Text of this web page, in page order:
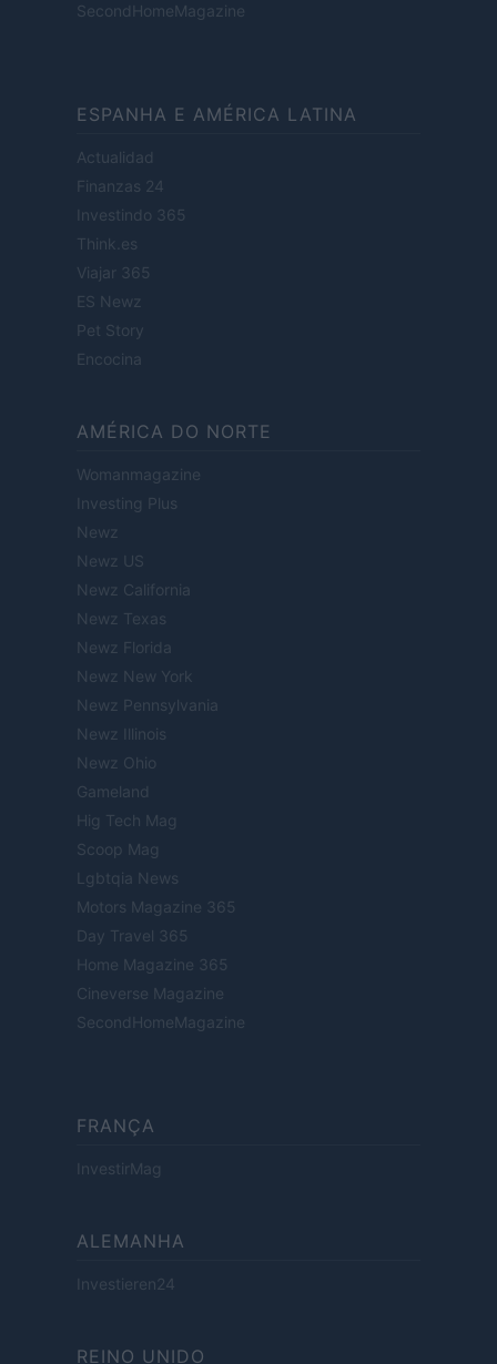
SecondHomeMagazine
ESPANHA E AMÉRICA LATINA
Actualidad
Finanzas 24
Investindo 365
Think.es
Viajar 365
ES Newz
Pet Story
Encocina
AMÉRICA DO NORTE
Womanmagazine
Investing Plus
Newz
Newz US
Newz California
Newz Texas
Newz Florida
Newz New York
Newz Pennsylvania
Newz Illinois
Newz Ohio
Gameland
Hig Tech Mag
Scoop Mag
Lgbtqia News
Motors Magazine 365
Day Travel 365
Home Magazine 365
Cineverse Magazine
SecondHomeMagazine
FRANÇA
InvestirMag
ALEMANHA
Investieren24
REINO UNIDO